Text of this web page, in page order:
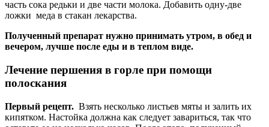
часть сока редьки и две части молока. Добавить одну-две
ложки меда в стакан лекарства.
Полученный препарат нужно принимать утром, в обед и
вечером, лучше после еды и в теплом виде.
Лечение першения в горле при помощи
полоскания
Первый рецепт. Взять несколько листьев мяты и залить их
кипятком. Настойка должна как следует завариться, так что